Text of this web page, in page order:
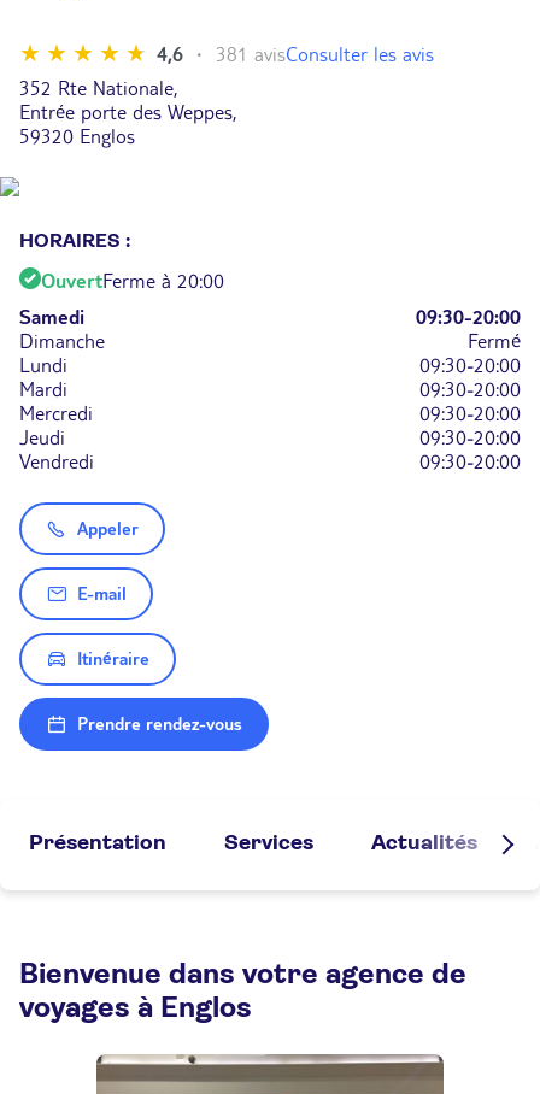
4,6 381 avisConsulter les avis
352 Rte Nationale,
Entrée porte des Weppes,
59320 Englos
HORAIRES :
OuvertFerme à 20:00
Samedi
09:30-20:00
Dimanche
Fermé
Lundi
09:30-20:00
Mardi
09:30-20:00
Mercredi
09:30-20:00
Jeudi
09:30-20:00
Vendredi
09:30-20:00
Appeler
E-mail
Itinéraire
Prendre rendez-vous
Présentation Services Actualités
Bienvenue dans votre agence de
voyages à Englos